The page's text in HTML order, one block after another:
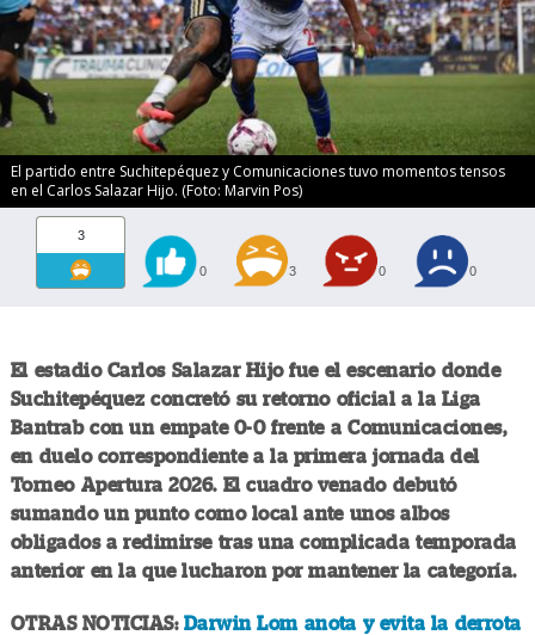
El partido entre Suchitepéquez y Comunicaciones tuvo momentos tensos
en el Carlos Salazar Hijo. (Foto: Marvin Pos)
3
0 3 0 0
El estadio Carlos Salazar Hijo fue el escenario donde
Suchitepéquez concretó su retorno oficial a la Liga
Bantrab con un empate 0-0 frente a Comunicaciones,
en duelo correspondiente a la primera jornada del
Torneo Apertura 2026. El cuadro venado debutó
sumando un punto como local ante unos albos
obligados a redimirse tras una complicada temporada
anterior en la que lucharon por mantener la categoría.
OTRAS NOTICIAS: Darwin Lom anota y evita la derrota